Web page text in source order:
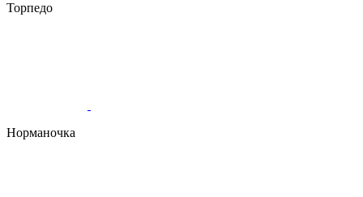
Торпедо
Норманочка